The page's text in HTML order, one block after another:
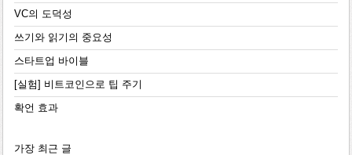
VC의 도덕성
쓰기와 읽기의 중요성
스타트업 바이블
[실험] 비트코인으로 팁 주기
확언 효과
가장 최근 글